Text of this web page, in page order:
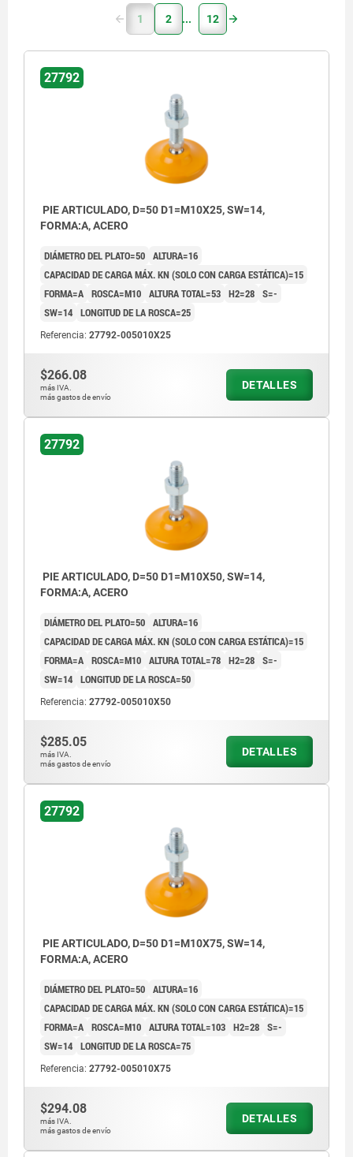
Forma A sin placa antideslizante
Forma B con placa antideslizante
1 2 12
27792
PIE ARTICULADO, D=50 D1=M10X25, SW=14,
FORMA:A, ACERO
DIÁMETRO DEL PLATO=50 ALTURA=16
CAPACIDAD DE CARGA MÁX. KN (SOLO CON CARGA ESTÁTICA)=15
FORMA=A ROSCA=M10 ALTURA TOTAL=53 H2=28 S=-
SW=14 LONGITUD DE LA ROSCA=25
Referencia: 27792-005010X25
$266.08
más IVA.
más gastos de envío
DETALLES
27792
PIE ARTICULADO, D=50 D1=M10X50, SW=14,
FORMA:A, ACERO
DIÁMETRO DEL PLATO=50 ALTURA=16
CAPACIDAD DE CARGA MÁX. KN (SOLO CON CARGA ESTÁTICA)=15
FORMA=A ROSCA=M10 ALTURA TOTAL=78 H2=28 S=-
SW=14 LONGITUD DE LA ROSCA=50
Referencia: 27792-005010X50
$285.05
más IVA.
más gastos de envío
DETALLES
27792
PIE ARTICULADO, D=50 D1=M10X75, SW=14,
FORMA:A, ACERO
DIÁMETRO DEL PLATO=50 ALTURA=16
CAPACIDAD DE CARGA MÁX. KN (SOLO CON CARGA ESTÁTICA)=15
FORMA=A ROSCA=M10 ALTURA TOTAL=103 H2=28 S=-
SW=14 LONGITUD DE LA ROSCA=75
Referencia: 27792-005010X75
$294.08
más IVA.
más gastos de envío
DETALLES